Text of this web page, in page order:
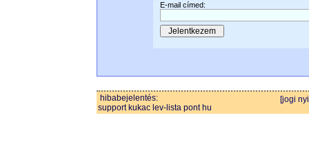
E-mail címed:
hibabejelentés:
support kukac lev-lista pont hu
[jogi